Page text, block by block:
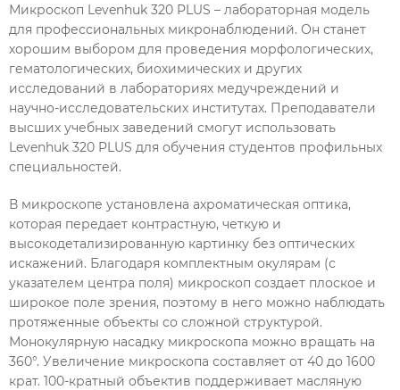
Микроскоп Levenhuk 320 PLUS – лабораторная модель
для профессиональных микронаблюдений. Он станет
хорошим выбором для проведения морфологических,
гематологических, биохимических и других
исследований в лабораториях медучреждений и
научно-исследовательских институтах. Преподаватели
высших учебных заведений смогут использовать
Levenhuk 320 PLUS для обучения студентов профильных
специальностей.
В микроскопе установлена ахроматическая оптика,
которая передает контрастную, четкую и
высокодетализированную картинку без оптических
искажений. Благодаря комплектным окулярам (с
указателем центра поля) микроскоп создает плоское и
широкое поле зрения, поэтому в него можно наблюдать
протяженные объекты со сложной структурой.
Монокулярную насадку микроскопа можно вращать на
360°. Увеличение микроскопа составляет от 40 до 1600
крат. 100-кратный объектив поддерживает масляную